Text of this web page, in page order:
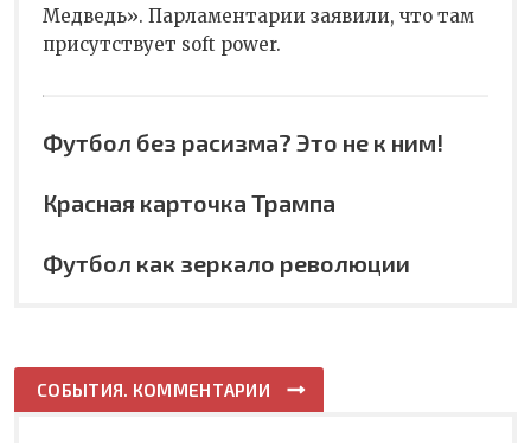
Медведь». Парламентарии заявили, что там
присутствует soft power.
Футбол без расизма? Это не к ним!
Красная карточка Трампа
Футбол как зеркало революции
СОБЫТИЯ. КОММЕНТАРИИ